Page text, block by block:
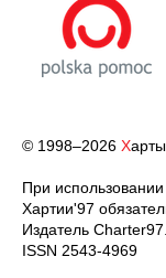
© 1998–2026 Х
При
Хартии'97
Издатель
ISSN 2543-4969